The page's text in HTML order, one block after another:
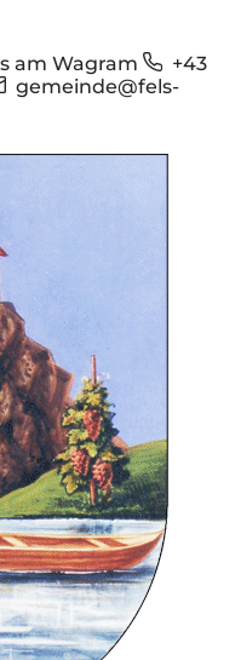
am Wagram
+43
gemeinde@fels-